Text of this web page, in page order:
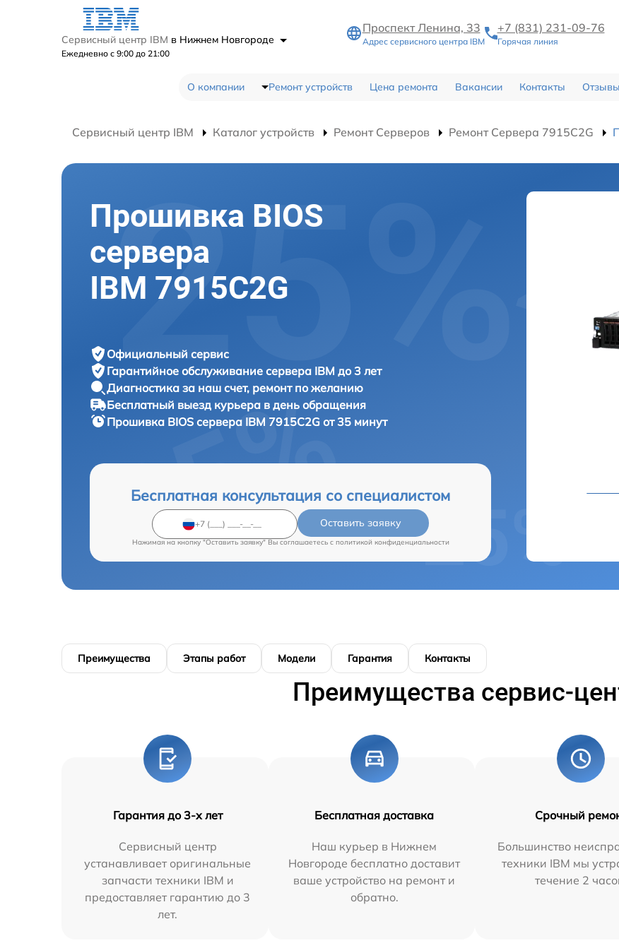
Сервисный центр IBM в Нижнем Новгороде
Ежедневно с 9:00 до 21:00
Проспект Ленина, 33
Адрес сервисного центра IBM
+7 (831) 231-09-76
Горячая линия
О компании Ремонт устройств Цена ремонта Вакансии Контакты Отзывы
Сервисный центр IBM Каталог устройств Ремонт Серверов Ремонт Сервера 7915C2G
Прошивка BIOS
сервера
IBM 7915C2G
Официальный сервис
Гарантийное обслуживание сервера IBM до 3 лет
Диагностика за наш счет, ремонт по желанию
Бесплатный выезд курьера в день обращения
Прошивка BIOS сервера IBM 7915C2G от 35 минут
Бесплатная консультация со специалистом
Оставить заявку
Нажимая на кнопку "Оставить заявку" Вы соглашаетесь c политикой конфиденциальности
Преимущества Этапы работ Модели Гарантия Контакты
Преимущества сервис-
Гарантия до 3-х лет
Сервисный центр
устанавливает оригинальные
запчасти техники IBM и
предоставляет гарантию до 3
лет.
Бесплатная доставка
Наш курьер в Нижнем
Новгороде бесплатно доставит
ваше устройство на ремонт и
обратно.
Срочный
Большинство
техники IBM мы
течение 2